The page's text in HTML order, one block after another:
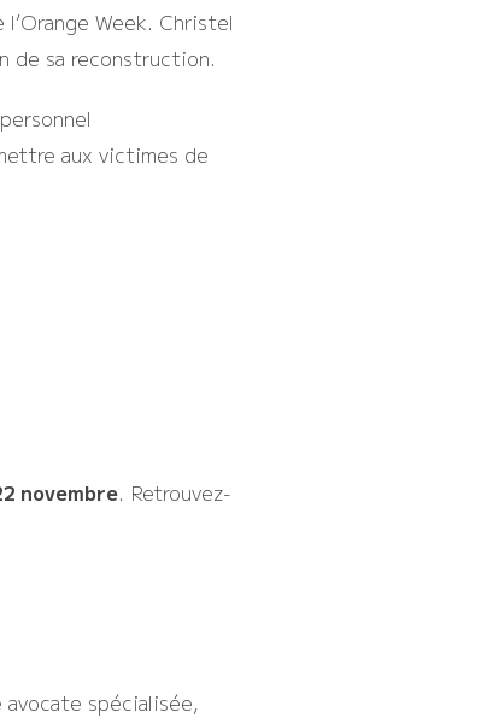
Week. Christel
de sa reconstruction.
aux victimes de
novembre. Retrouvez-
spécialisée,